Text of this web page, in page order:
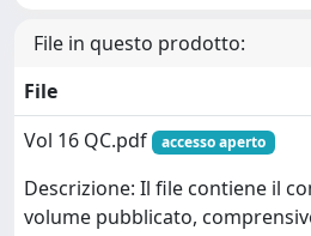
File in questo prodotto:
File
Vol 16 QC.pdf
accesso aperto
Descrizione: Il file contiene il
volume pubblicato,